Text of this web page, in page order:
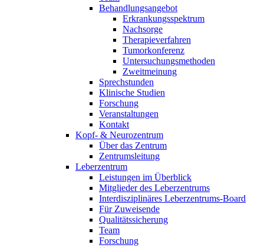
Behandlungsangebot
Erkrankungsspektrum
Nachsorge
Therapieverfahren
Tumorkonferenz
Untersuchungsmethoden
Zweitmeinung
Sprechstunden
Klinische Studien
Forschung
Veranstaltungen
Kontakt
Kopf- & Neurozentrum
Über das Zentrum
Zentrumsleitung
Leberzentrum
Leistungen im Überblick
Mitglieder des Leberzentrums
Interdisziplinäres Leberzentrums-Board
Für Zuweisende
Qualitätssicherung
Team
Forschung